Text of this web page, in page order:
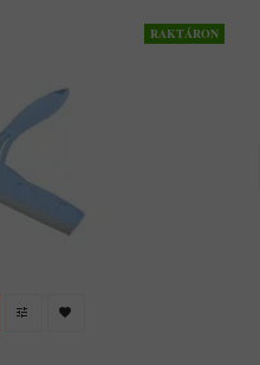
RAKTÁRON